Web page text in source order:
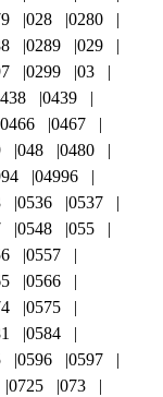
028
0280
0289
029
0299
03
0439
0466
0467
048
0480
04996
0536
0537
0548
055
0557
0566
0575
0584
0596
0597
0725
073